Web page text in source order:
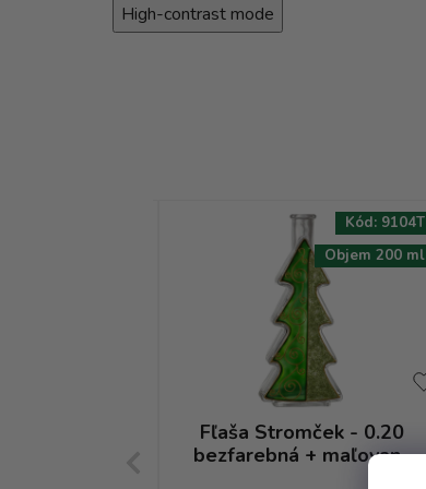
High-contrast mode
Fľaša Stromček - 0.20
bezfarebná + maľovaný
Objem 200 ml
Kód: 9104T